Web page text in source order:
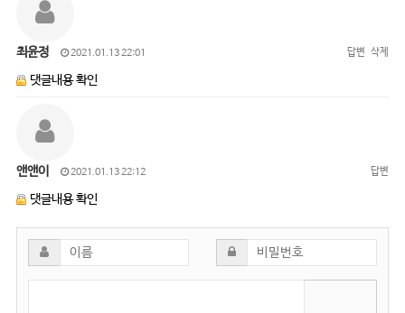
최윤정 2021.01.13 22:01 답변 삭제
댓글내용 확인
앤앤이 2021.01.13 22:12 답변
댓글내용 확인